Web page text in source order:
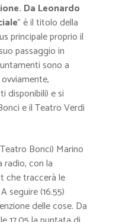
Da Leonardo
” è il titolo della
principale proprio il
passaggio in
sono a
disponibili) e si
e il Teatro Verdi
Bonci) Marino
radio, con la
che traccerà le
seguire (16.55)
delle cose. Da